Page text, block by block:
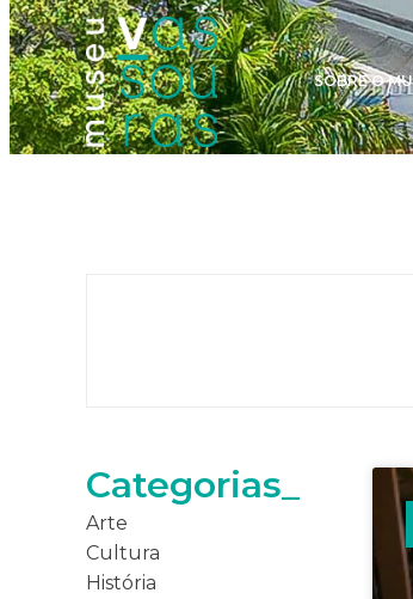
SOBRE O
Categorias_
Arte
Cultura
História